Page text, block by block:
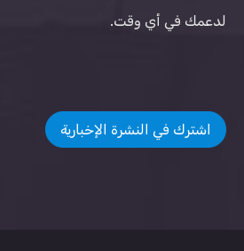
لدعمك في أي وقت.
اشترك في النشرة الإخبارية